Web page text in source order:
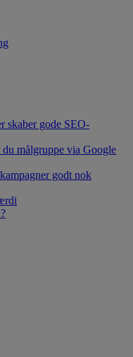
skaber gode SEO-
du målgruppe via Google
godt nok